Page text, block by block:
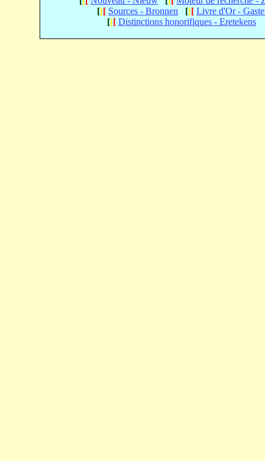
[[[ Sources - Bronnen [[[ Livre d'Or -
[[[ Distinctions honorifiques - Eretekens